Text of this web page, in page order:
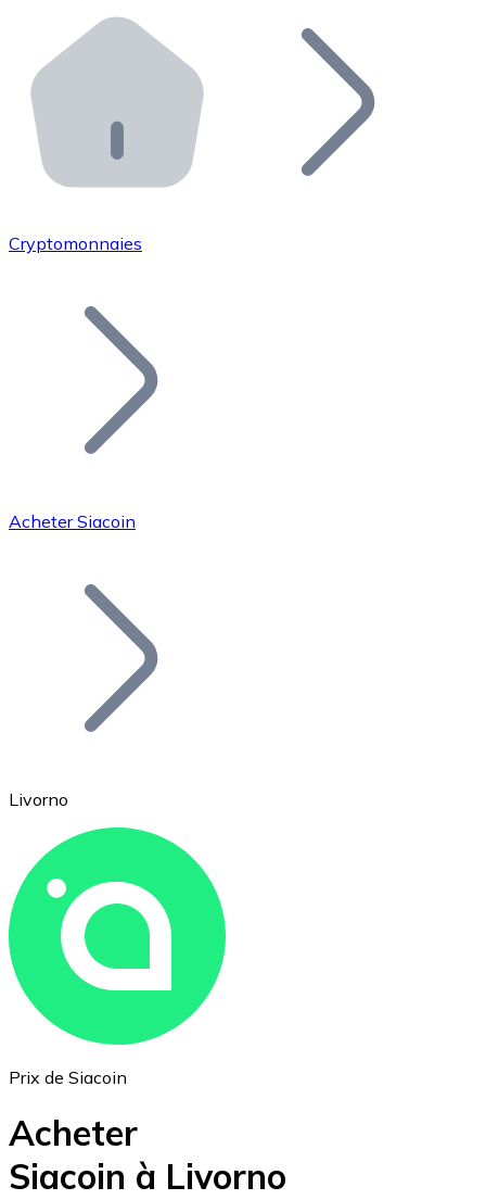
Distributeurs automatiques Bitnovo
Intégrez un ATM Bitnovo dans votre entreprise et
API Bitnovo
Intégrez notre API dans votre écosystème.
Rejoignez notre réseau de distributeurs et
Ajoutez le token de votre projet à notre service
Bitcoin
Ethereum
ETH
Cryptomonnaies
Acheter Siacoin
Livorno
Prix de Siacoin
Acheter
Siacoin à Livorno